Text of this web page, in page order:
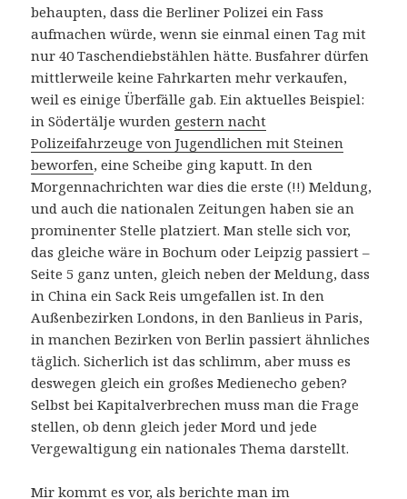
behaupten, dass die Berliner Polizei ein Fass
aufmachen würde, wenn sie einmal einen Tag mit
nur 40 Taschendiebstählen hätte. Busfahrer dürfen
mittlerweile keine Fahrkarten mehr verkaufen,
weil es einige Überfälle gab. Ein aktuelles Beispiel:
in Södertälje wurden gestern nacht
Polizeifahrzeuge von Jugendlichen mit Steinen
beworfen, eine Scheibe ging kaputt. In den
Morgennachrichten war dies die erste (!!) Meldung,
und auch die nationalen Zeitungen haben sie an
prominenter Stelle platziert. Man stelle sich vor,
das gleiche wäre in Bochum oder Leipzig passiert –
Seite 5 ganz unten, gleich neben der Meldung, dass
in China ein Sack Reis umgefallen ist. In den
Außenbezirken Londons, in den Banlieus in Paris,
in manchen Bezirken von Berlin passiert ähnliches
täglich. Sicherlich ist das schlimm, aber muss es
deswegen gleich ein großes Medienecho geben?
Selbst bei Kapitalverbrechen muss man die Frage
stellen, ob denn gleich jeder Mord und jede
Vergewaltigung ein nationales Thema darstellt.
Mir kommt es vor, als berichte man im